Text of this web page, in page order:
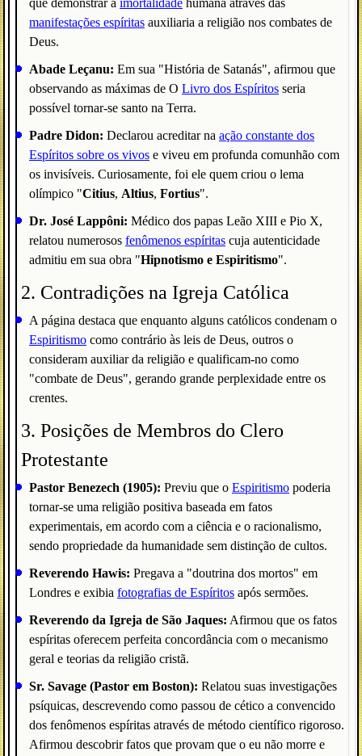
que demonstrar a imortalidade humana através das
manifestações espíritas auxiliaria a religião nos combates de
Deus.
Abade Leçanu: Em sua "História de Satanás", afirmou que
observando as máximas de O Livro dos Espíritos seria
possível tornar-se santo na Terra.
Padre Didon: Declarou acreditar na ação constante dos
Espíritos sobre os vivos e viveu em profunda comunhão com
os invisíveis. Curiosamente, foi ele quem criou o lema
olímpico "Citius, Altius, Fortius".
Dr. José Lappôni: Médico dos papas Leão XIII e Pio X,
relatou numerosos fenômenos espíritas cuja autenticidade
admitiu em sua obra "Hipnotismo e Espiritismo".
2. Contradições na Igreja Católica
A página destaca que enquanto alguns católicos condenam o
Espiritismo como contrário às leis de Deus, outros o
consideram auxiliar da religião e qualificam-no como
"combate de Deus", gerando grande perplexidade entre os
crentes.
3. Posições de Membros do Clero
Protestante
Pastor Benezech (1905): Previu que o Espiritismo poderia
tornar-se uma religião positiva baseada em fatos
experimentais, em acordo com a ciência e o racionalismo,
sendo propriedade da humanidade sem distinção de cultos.
Reverendo Hawis: Pregava a "doutrina dos mortos" em
Londres e exibia fotografias de Espíritos após sermões.
Reverendo da Igreja de São Jaques: Afirmou que os fatos
espíritas oferecem perfeita concordância com o mecanismo
geral e teorias da religião cristã.
Sr. Savage (Pastor em Boston): Relatou suas investigações
psíquicas, descrevendo como passou de cético a convencido
dos fenômenos espíritas através de método científico rigoroso.
Afirmou descobrir fatos que provam que o eu não morre e